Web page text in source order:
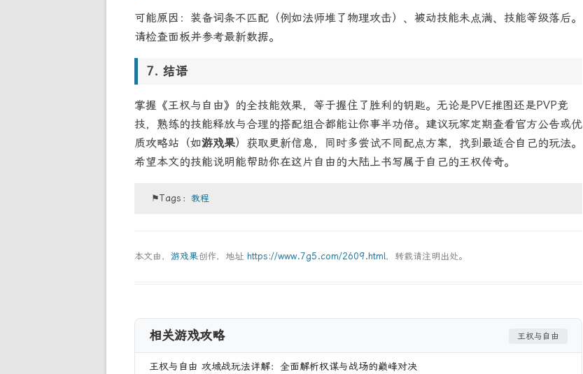
可能原因：装备词条不匹配（例如法师堆了物理攻击）、被动技能未点满、技能等级落后。
请检查面板并参考最新数据。
结语
掌握《王权与自由》的全技能效果，等于握住了胜利的钥匙。无论是PVE推图还是PVP竞
技，熟练的技能释放与合理的搭配组合都能让你事半功倍。建议玩家定期查看官方公告或优
质攻略站（如游戏果）获取更新信息，同时多尝试不同配点方案，找到最适合自己的玩法。
希望本文的技能说明能帮助你在这片自由的大陆上书写属于自己的王权传奇。
⚑Tags：教程
本文由， 游戏果创作，地址 https://www.7g5.com/2609.html，转载请注明出处。
相关游戏攻略 王权与自由
王权与自由 攻城战玩法详解：全面解析权谋与战场的巅峰对决